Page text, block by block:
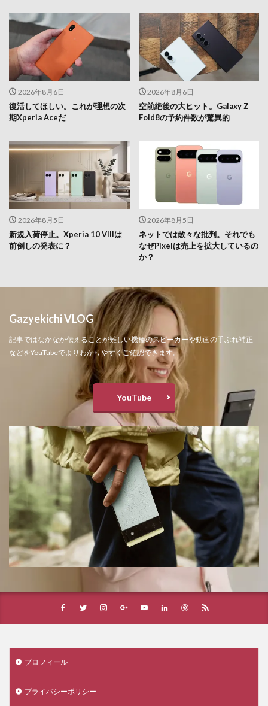
2026年8月6日
復活してほしい。これが理想の次
期Xperia Aceだ
2026年8月6日
空前絶後の大ヒット。Galaxy Z
Fold8の予約件数が驚異的
2026年8月5日
新規入荷停止。Xperia 10 VIIIは
前倒しの発表に？
2026年8月5日
ネットでは散々な批判。それでも
なぜPixelは売上を拡大しているの
か？
Gazyekichi VLOG
記事ではなかなか伝えることが難しい機種のスピーカーや動画の手ぶれ補正
などをYouTubeでよりわかりやすくご確認できます。
YouTube
プロフィール
プライバシーポリシー